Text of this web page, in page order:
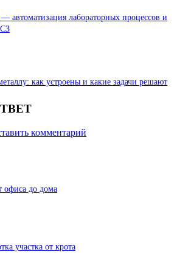
автоматизация лабораторных процессов и
как устроены и какие задачи решают
комментарий
офиса до дома
участка от крота